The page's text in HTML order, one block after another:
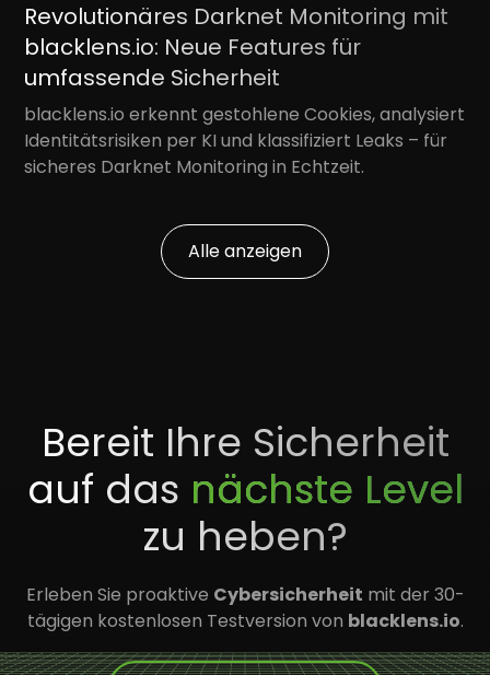
Revolutionäres Darknet Monitoring mit
blacklens.io: Neue Features für
umfassende Sicherheit
blacklens.io erkennt gestohlene Cookies, analysiert
Identitätsrisiken per KI und klassifiziert Leaks – für
sicheres Darknet Monitoring in Echtzeit.
Alle anzeigen
Bereit Ihre Sicherheit
auf das nächste Level
zu heben?
Erleben Sie proaktive Cybersicherheit mit der 30-
tägigen kostenlosen Testversion von blacklens.io.